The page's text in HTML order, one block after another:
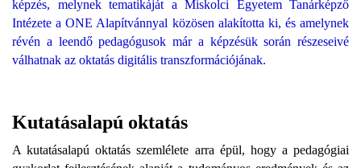
képzés, melynek tematikáját a Miskolci Egyetem Tanárképző
Intézete a ONE Alapítvánnyal közösen alakította ki, és amelynek
révén a leendő pedagógusok már a képzésük során részeseivé
válhatnak az oktatás digitális transzformációjának.
Kutatásalapú oktatás
A kutatásalapú oktatás szemlélete arra épül, hogy a pedagógiai